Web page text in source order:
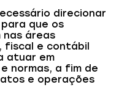
direcionar
que os
nas áreas
fiscal e contábil
atuar em
normas, a fim de
e operações